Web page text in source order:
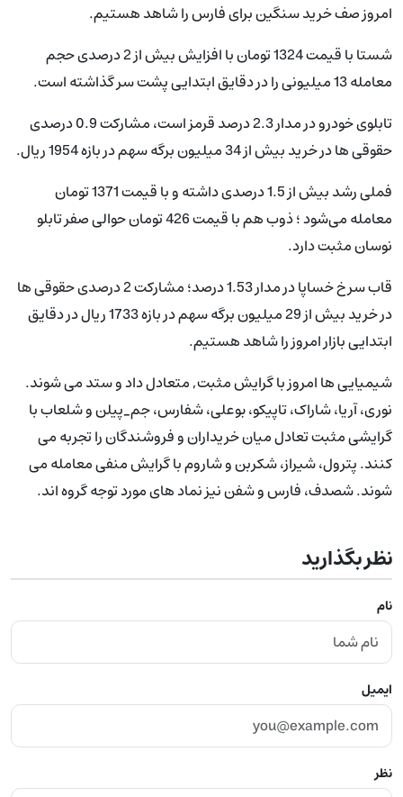
امروز صف خرید سنگین برای فارس را شاهد هستیم.
شستا با قیمت 1324 تومان با افزایش بیش از 2 درصدی حجم
معامله 13 میلیونی را در دقایق ابتدایی پشت سر گذاشته است.
تابلوی خودرو در مدار 2.3 درصد قرمز است، مشارکت 0.9 درصدی
حقوقی ها در خرید بیش از 34 میلیون برگه سهم در بازه 1954 ریال.
فملی رشد بیش از 1.5 درصدی داشته و با قیمت 1371 تومان
معامله می‌شود ؛ ذوب هم با قیمت 426 تومان حوالی صفر تابلو
نوسان مثبت دارد.
قاب سرخ خساپا در مدار 1.53 درصد؛ مشارکت 2 درصدی حقوقی ها
در خرید بیش از 29 میلیون برگه سهم در بازه 1733 ریال در دقایق
ابتدایی بازار امروز را شاهد هستیم.
شیمیایی ها امروز با گرایش مثبت, متعادل داد و ستد می شوند.
نوری، آریا، شاراک، تاپیکو، بوعلی، شفارس، جم_پیلن و شلعاب با
گرایشی مثبت تعادل میان خریداران و فروشندگان را تجربه می
کنند. پترول، شیراز، شکربن و شاروم با گرایش منفی معامله می
شوند. شصدف، فارس و شفن نیز نماد های مورد توجه گروه اند.
نظر بگذارید
نام
ایمیل
نظر